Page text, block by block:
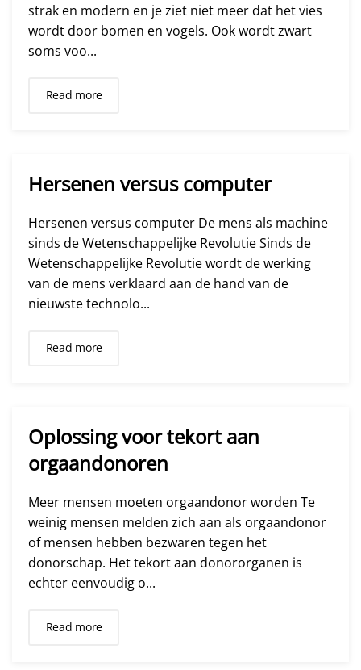
strak en modern en je ziet niet meer dat het vies
wordt door bomen en vogels. Ook wordt zwart
soms voo...
Read more
Hersenen versus computer
Hersenen versus computer De mens als machine
sinds de Wetenschappelijke Revolutie Sinds de
Wetenschappelijke Revolutie wordt de werking
van de mens verklaard aan de hand van de
nieuwste technolo...
Read more
Oplossing voor tekort aan
orgaandonoren
Meer mensen moeten orgaandonor worden Te
weinig mensen melden zich aan als orgaandonor
of mensen hebben bezwaren tegen het
donorschap. Het tekort aan donororganen is
echter eenvoudig o...
Read more